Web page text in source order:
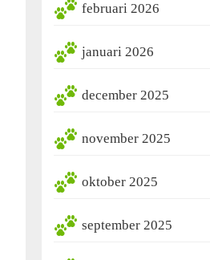
februari 2026
januari 2026
december 2025
november 2025
oktober 2025
september 2025